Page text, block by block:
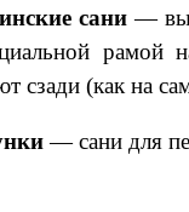
сани—
рамой
сзади (как на
— сани для